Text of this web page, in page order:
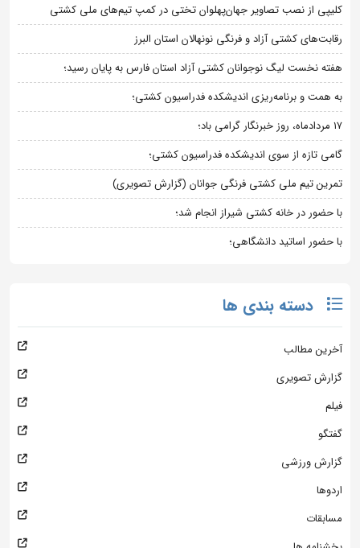
کلیپی از نصب تصاویر جهان‌پهلوان تختی در کمپ تیم‌های ملی کشتی
رقابت‌های کشتی آزاد و فرنگی نونهالان استان البرز
هفته نخست لیگ نوجوانان کشتی آزاد استان فارس به پایان رسید؛
به همت و برنامه‌ریزی اندیشکده فدراسیون کشتی؛
۱۷ مردادماه، روز خبرنگار گرامی باد؛
گامی تازه از سوی اندیشکده فدراسیون کشتی؛
تمرین تیم ملی کشتی فرنگی جوانان (گزارش تصویری)
با حضور در خانه کشتی شیراز انجام شد؛
با حضور اساتید دانشگاهی؛
دسته بندی ها
آخرین مطالب
گزارش تصویری
فیلم
گفتگو
گزارش ورزشی
اردوها
مسابقات